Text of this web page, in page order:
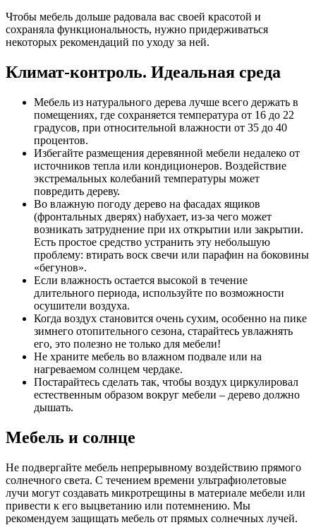
Чтобы мебель дольше радовала вас своей красотой и
сохраняла функциональность, нужно придерживаться
некоторых рекомендаций по уходу за ней.
Климат-контроль. Идеальная среда
Мебель из натурального дерева лучше всего держать в
помещениях, где сохраняется температура от 16 до 22
градусов, при относительной влажности от 35 до 40
процентов.
Избегайте размещения деревянной мебели недалеко от
источников тепла или кондиционеров. Воздействие
экстремальных колебаний температуры может
повредить дереву.
Во влажную погоду дерево на фасадах ящиков
(фронтальных дверях) набухает, из-за чего может
возникать затруднение при их открытии или закрытии.
Есть простое средство устранить эту небольшую
проблему: втирать воск свечи или парафин на боковины
«бегунов».
Если влажность остается высокой в течение
длительного периода, используйте по возможности
осушители воздуха.
Когда воздух становится очень сухим, особенно на пике
зимнего отопительного сезона, старайтесь увлажнять
его, это полезно не только для мебели!
Не храните мебель во влажном подвале или на
нагреваемом солнцем чердаке.
Постарайтесь сделать так, чтобы воздух циркулировал
естественным образом вокруг мебели – дерево должно
дышать.
Мебель и солнце
Не подвергайте мебель непрерывному воздействию прямого
солнечного света. С течением времени ультрафиолетовые
лучи могут создавать микротрещины в материале мебели или
привести к его выцветанию или потемнению. Мы
рекомендуем защищать мебель от прямых солнечных лучей.